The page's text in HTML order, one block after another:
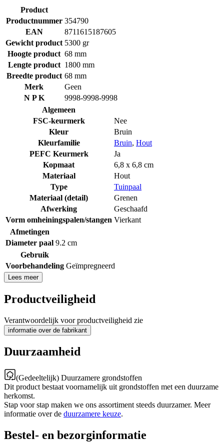
Product
Productnummer 354790
EAN
8711615187605
Gewicht product 5300 gr
Hoogte product 68 mm
Lengte product 1800 mm
Breedte product 68 mm
Merk
Geen
N P K
9998-9998-9998
Algemeen
FSC-keurmerk
Nee
Kleur
Bruin
Kleurfamilie
Bruin, Hout
PEFC Keurmerk
Ja
Kopmaat
6,8 x 6,8 cm
Materiaal
Hout
Type
Tuinpaal
Materiaal (detail)
Grenen
Afwerking
Geschaafd
Vorm omheiningspalen/stangen Vierkant
Afmetingen
Diameter paal 9.2 cm
Gebruik
Voorbehandeling Geïmpregneerd
Lees meer
Productveiligheid
Verantwoordelijk voor productveiligheid zie
informatie over de fabrikant
Duurzaamheid
(Gedeeltelijk) Duurzamere grondstoffen
Dit product bestaat voornamelijk uit grondstoffen met een duurzame
herkomst.
Stap voor stap maken we ons assortiment steeds duurzamer. Meer
informatie over de duurzamere keuze.
Bestel- en bezorginformatie